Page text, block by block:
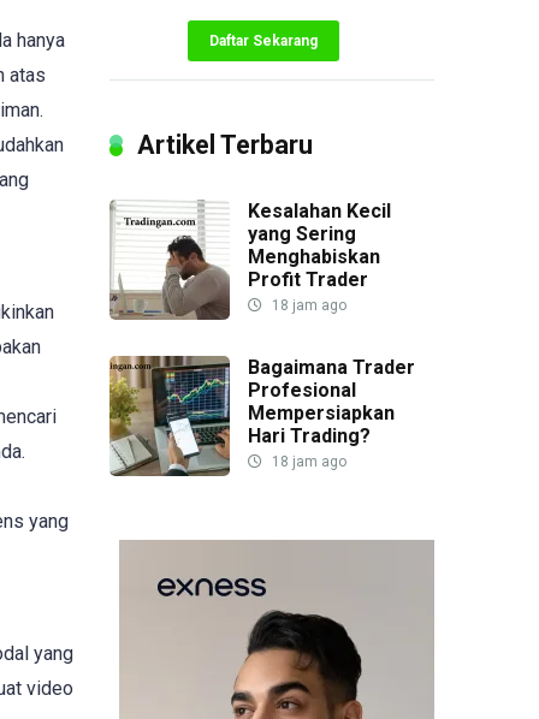
hanya
atas
yang
yang
video
Daftar Sekarang
Artikel Terbaru
Kesalahan Kecil
yang Sering
Menghabiskan
Profit Trader
18 jam ago
Bagaimana Trader
Profesional
Mempersiapkan
Hari Trading?
18 jam ago